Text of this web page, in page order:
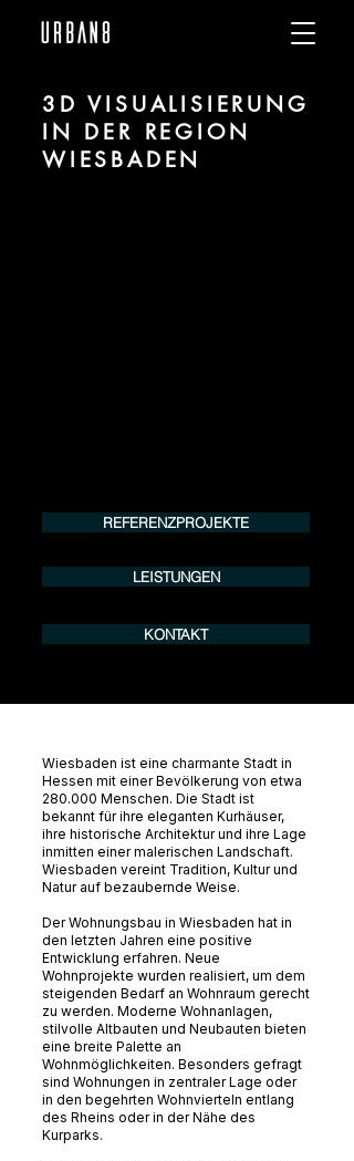
3D VISUALISIERUNG
IN DER REGION
WIESBADEN
REFERENZPROJEKTE
LEISTUNGEN
KONTAKT
Wiesbaden ist eine charmante Stadt in
Hessen mit einer Bevölkerung von etwa
280.000 Menschen. Die Stadt ist
bekannt für ihre eleganten Kurhäuser,
ihre historische Architektur und ihre Lage
inmitten einer malerischen Landschaft.
Wiesbaden vereint Tradition, Kultur und
Natur auf bezaubernde Weise.
Der Wohnungsbau in Wiesbaden hat in
den letzten Jahren eine positive
Entwicklung erfahren. Neue
Wohnprojekte wurden realisiert, um dem
steigenden Bedarf an Wohnraum gerecht
zu werden. Moderne Wohnanlagen,
stilvolle Altbauten und Neubauten bieten
eine breite Palette an
Wohnmöglichkeiten. Besonders gefragt
sind Wohnungen in zentraler Lage oder
in den begehrten Wohnvierteln entlang
des Rheins oder in der Nähe des
Kurparks.